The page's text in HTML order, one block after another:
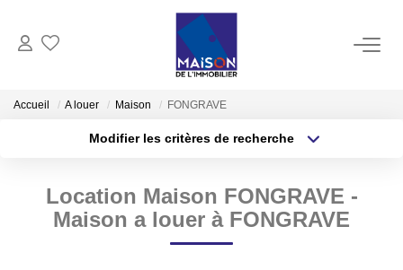
LOCATION
GESTION
Accueil A louer Maison FONGRAVE
Modifier les critères de recherche
Sélectionnez...
Type de bien
Surface min
Location Maison FONGRAVE -
Maison a louer à FONGRAVE